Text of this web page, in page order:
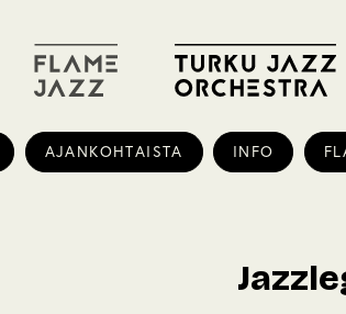
AJANKOHTAISTA INFO